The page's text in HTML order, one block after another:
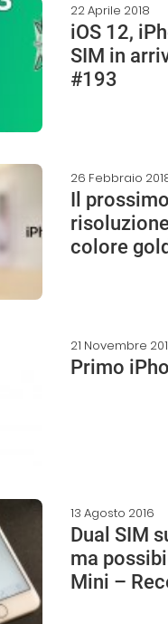
22 Aprile 2018
iOS 12,
SIM in
#193
26 Febbraio
Il
colore
21 Novembre
Primo
13 Agosto 2016
Dual SIM
ma
Mini –